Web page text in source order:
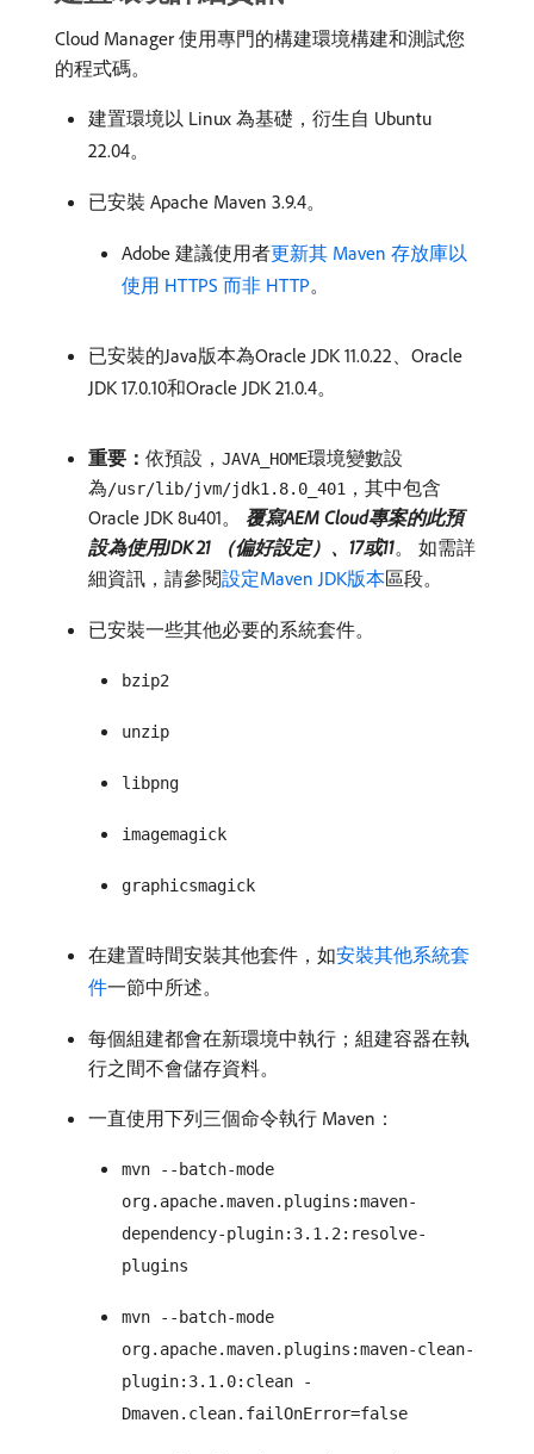
Cloud Manager 使用專門的構建環境構建和測試您
的程式碼。
建置環境以 Linux 為基礎，衍生自 Ubuntu
22.04。
已安裝 Apache Maven 3.9.4。
Adobe 建議使用者更新其 Maven 存放庫以
使用 HTTPS 而非 HTTP。
已安裝的Java版本為Oracle JDK 11.0.22、Oracle
JDK 17.0.10和Oracle JDK 21.0.4。
重要： ​依預設， JAVA_HOME環境變數設
為/usr/lib/jvm/jdk1.8.0_401 ，其中包含
Oracle JDK 8u401。 覆寫AEM Cloud專案的此預
設為使用JDK 21 （偏好設定）、17或11。 如需詳
細資訊，請參閱設定Maven JDK版本區段。
已安裝一些其他必要的系統套件。
bzip2
unzip
libpng
imagemagick
graphicsmagick
在建置時間安裝其他套件，如安裝其他系統套
件一節中所述。
每個組建都會在新環境中執行；組建容器在執
行之間不會儲存資料。
一直使用下列三個命令執行 Maven：
mvn --batch-mode
org.apache.maven.plugins:maven-
dependency-plugin:3.1.2:resolve-
plugins
mvn --batch-mode
org.apache.maven.plugins:maven-clean-
plugin:3.1.0:clean -
Dmaven.clean.failOnError=false